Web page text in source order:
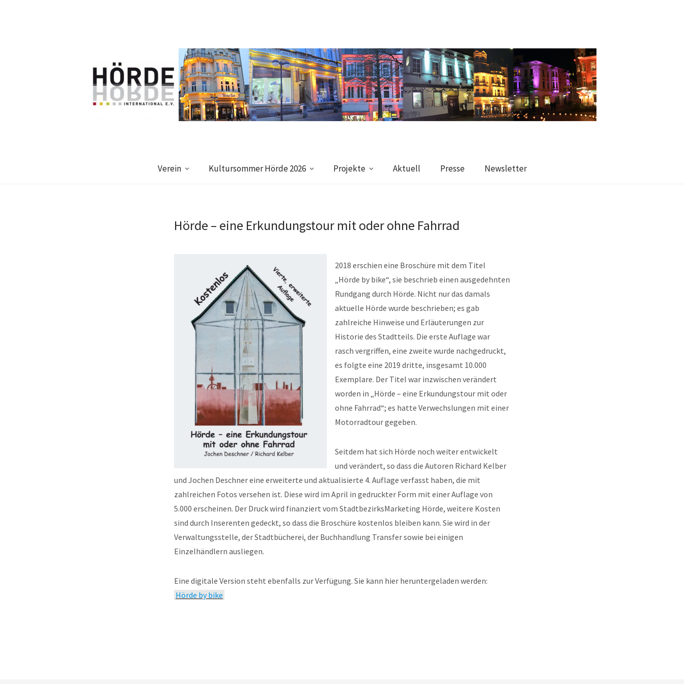
Verein Kultursommer Hörde 2026 Projekte Aktuell Presse Newsletter
Hörde – eine Erkundungstour mit oder ohne Fahrrad
2018 erschien eine Broschüre mit dem Titel
„Hörde by bike“, sie beschrieb einen ausgedehnten
Rundgang durch Hörde. Nicht nur das damals
aktuelle Hörde wurde beschrieben; es gab
zahlreiche Hinweise und Erläuterungen zur
Historie des Stadtteils. Die erste Auflage war
rasch vergriffen, eine zweite wurde nachgedruckt,
es folgte eine 2019 dritte, insgesamt 10.000
Exemplare. Der Titel war inzwischen verändert
worden in „Hörde – eine Erkundungstour mit oder
ohne Fahrrad“; es hatte Verwechslungen mit einer
Motorradtour gegeben.
Seitdem hat sich Hörde noch weiter entwickelt
und verändert, so dass die Autoren Richard Kelber
und Jochen Deschner eine erweiterte und aktualisierte 4. Auflage verfasst haben, die mit
zahlreichen Fotos versehen ist. Diese wird im April in gedruckter Form mit einer Auflage von
5.000 erscheinen. Der Druck wird finanziert vom StadtbezirksMarketing Hörde, weitere Kosten
sind durch Inserenten gedeckt, so dass die Broschüre kostenlos bleiben kann. Sie wird in der
Verwaltungsstelle, der Stadtbücherei, der Buchhandlung Transfer sowie bei einigen
Einzelhändlern ausliegen.
Eine digitale Version steht ebenfalls zur Verfügung. Sie kann hier heruntergeladen werden:
Hörde by bike